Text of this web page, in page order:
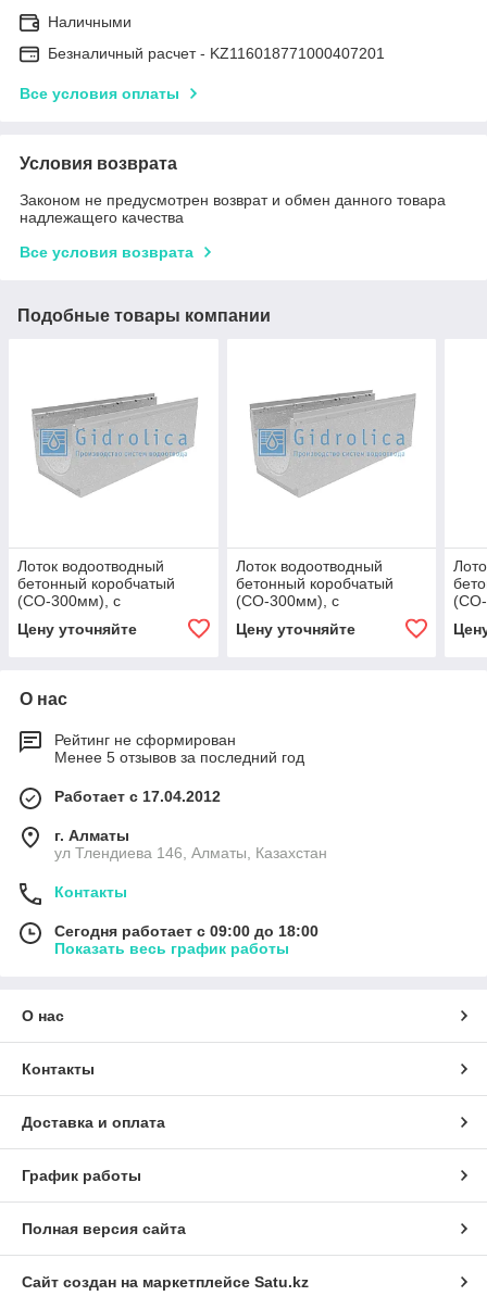
Наличными
Безналичный расчет - KZ116018771000407201
Все условия оплаты
Условия возврата
Законом не предусмотрен возврат и обмен данного товара
надлежащего качества
Все условия возврата
Подобные товары компании
Лоток водоотводный
бетонный коробчатый
(СО-300мм), с
оцинкованной насадкой, с
уклоном 0,5% КUу
Цену уточняйте
Лоток водоотводный
бетонный коробчатый
(СО-300мм), с
оцинкованной насадкой, с
уклоном 0,5% КUу
Цену уточняйте
О нас
Рейтинг не сформирован
Менее 5 отзывов за последний год
Работает с 17.04.2012
г. Алматы
ул Тлендиева 146, Алматы, Казахстан
Контакты
Сегодня работает с 09:00 до 18:00
Показать весь график работы
О нас
Контакты
Доставка и оплата
График работы
Полная версия сайта
Сайт создан на маркетплейсе Satu.kz